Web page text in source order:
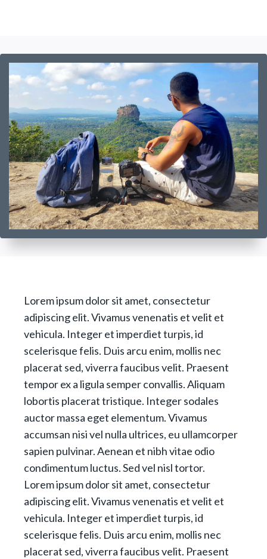
Lorem ipsum dolor sit amet, consectetur
adipiscing elit. Vivamus venenatis et velit et
vehicula. Integer et imperdiet turpis, id
scelerisque felis. Duis arcu enim, mollis nec
placerat sed, viverra faucibus velit. Praesent
tempor ex a ligula semper convallis. Aliquam
lobortis placerat tristique. Integer sodales
auctor massa eget elementum. Vivamus
accumsan nisi vel nulla ultrices, eu ullamcorper
sapien pulvinar. Aenean et nibh vitae odio
condimentum luctus. Sed vel nisl tortor.
Lorem ipsum dolor sit amet, consectetur
adipiscing elit. Vivamus venenatis et velit et
vehicula. Integer et imperdiet turpis, id
scelerisque felis. Duis arcu enim, mollis nec
placerat sed, viverra faucibus velit. Praesent